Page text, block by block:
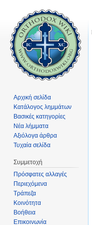
Αρχική σελίδα
Κατάλογος λημμάτων
Βασικές κατηγορίες
Νέα λήμματα
Αξιόλογα άρθρα
Τυχαία σελίδα
Συμμετοχή
Πρόσφατες αλλαγές
Περιεχόμενα
Τράπεζα
Κοινότητα
Βοήθεια
Επικοινωνία